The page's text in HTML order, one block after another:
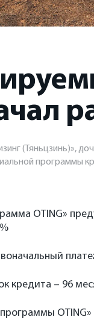
(Тяньцзинь)»,
программы
OTING»
кредита – 96